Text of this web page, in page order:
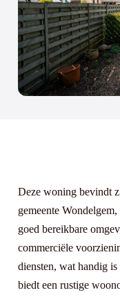
Deze woning bevindt
gemeente
goed bereikbare
commerciële
diensten, wat handig
biedt een rustige